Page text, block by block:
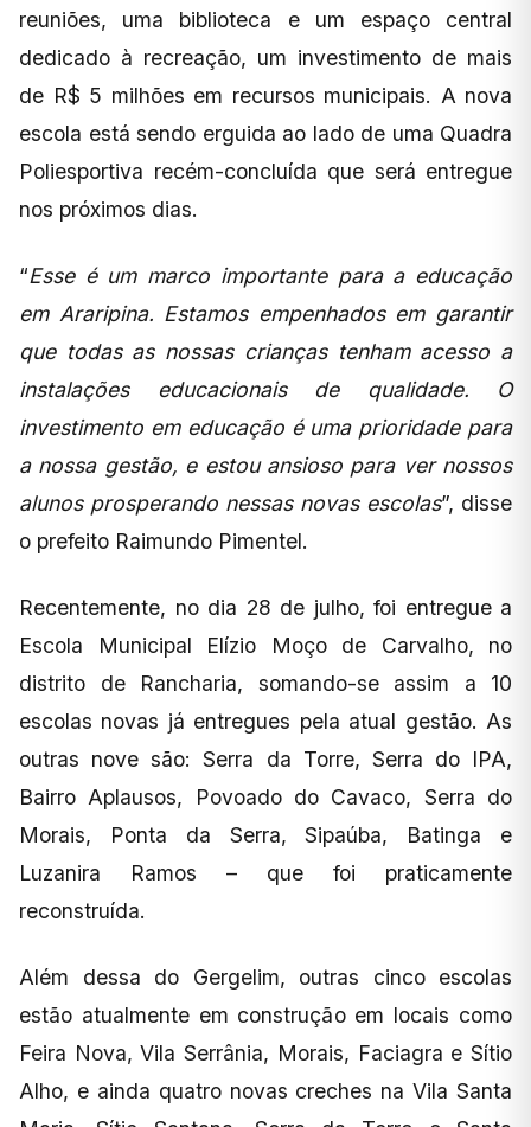
reuniões, uma biblioteca e um espaço central
dedicado à recreação, um investimento de mais
de R$ 5 milhões em recursos municipais. A nova
escola está sendo erguida ao lado de uma Quadra
Poliesportiva recém-concluída que será entregue
nos próximos dias.
“Esse é um marco importante para a educação
em Araripina. Estamos empenhados em garantir
que todas as nossas crianças tenham acesso a
instalações educacionais de qualidade. O
investimento em educação é uma prioridade para
a nossa gestão, e estou ansioso para ver nossos
alunos prosperando nessas novas escolas”, disse
o prefeito Raimundo Pimentel.
Recentemente, no dia 28 de julho, foi entregue a
Escola Municipal Elízio Moço de Carvalho, no
distrito de Rancharia, somando-se assim a 10
escolas novas já entregues pela atual gestão. As
outras nove são: Serra da Torre, Serra do IPA,
Bairro Aplausos, Povoado do Cavaco, Serra do
Morais, Ponta da Serra, Sipaúba, Batinga e
Luzanira Ramos – que foi praticamente
reconstruída.
Além dessa do Gergelim, outras cinco escolas
estão atualmente em construção em locais como
Feira Nova, Vila Serrânia, Morais, Faciagra e Sítio
Alho, e ainda quatro novas creches na Vila Santa